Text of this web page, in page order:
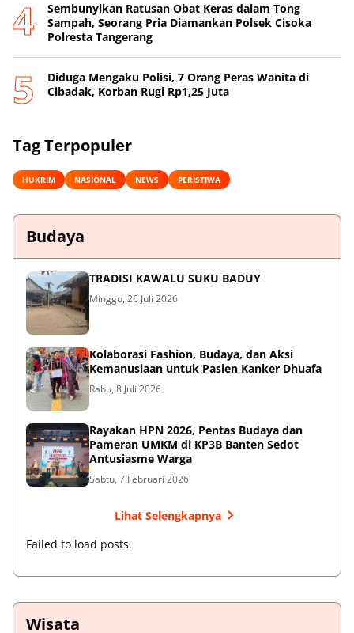
Sembunyikan Ratusan Obat Keras dalam Tong
Sampah, Seorang Pria Diamankan Polsek Cisoka
Polresta Tangerang
Diduga Mengaku Polisi, 7 Orang Peras Wanita di
Cibadak, Korban Rugi Rp1,25 Juta
Tag Terpopuler
HUKRIM NASIONAL NEWS PERISTIWA
Budaya
TRADISI KAWALU SUKU BADUY
Minggu, 26 Juli 2026
Kolaborasi Fashion, Budaya, dan Aksi
Kemanusiaan untuk Pasien Kanker Dhuafa
Rabu, 8 Juli 2026
Rayakan HPN 2026, Pentas Budaya dan
Pameran UMKM di KP3B Banten Sedot
Antusiasme Warga
Sabtu, 7 Februari 2026
Lihat Selengkapnya
Failed to load posts.
Wisata